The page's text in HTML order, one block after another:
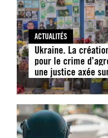
ACTUALITÉS
Ukraine. La
pour le crime
une justice axée